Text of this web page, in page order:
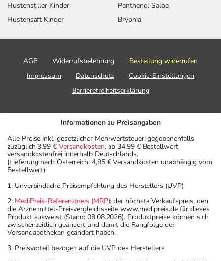
Hustenstiller Kinder
Hustensaft Kinder
Panthenol Salbe
Bryonia
AGB Widerrufsbelehrung
Bestellung widerrufen
Impressum
Datenschutz
Cookie-Einstellungen
Barrierefreiheitserklärung
Informationen zu Preisangaben
Alle Preise inkl. gesetzlicher Mehrwertsteuer, gegebenenfalls
zuzüglich 3,99 € Versandkosten, ab 34,99 € Bestellwert
versandkostenfrei innerhalb Deutschlands.
(Lieferung nach Österreich: 4,95 € Versandkosten unabhängig vom
Bestellwert)
1: Unverbindliche Preisempfehlung des Herstellers (UVP)
2: MediPreis-Referenzpreis (MRP): der höchste Verkaufspreis, den
die Arzneimittel-Preisvergleichsseite www.medipreis.de für dieses
Produkt ausweist (Stand: 08.08.2026). Produktpreise können sich
zwischenzeitlich geändert und damit die Rangfolge der
Versandapotheken geändert haben.
3: Preisvorteil bezogen auf die UVP des Herstellers